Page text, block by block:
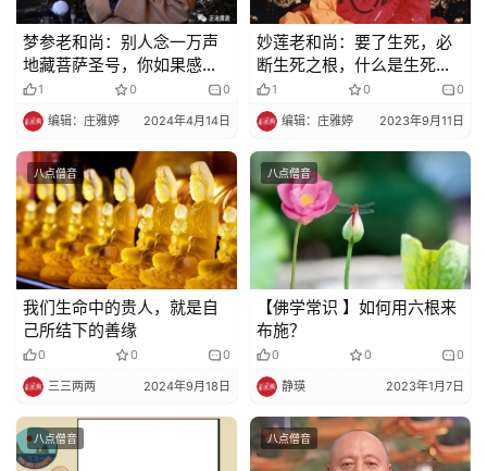
免
责
声
明
梦参老和尚：别人念一万声
地藏菩萨圣号，你如果感觉
业障重，念两万声
1 0 0
编辑：庄雅婷 2024年4月14日
妙莲老和尚：要了生死，必
断生死之根，什么是生死之
根呢？
1 0 0
编辑：庄雅婷 2023年9月11日
八点僧音
我们生命中的贵人，就是自
己所结下的善缘
0 0 0
三三两两 2024年9月18日
八点僧音
【佛学常识 】如何用六根来
布施？
0 0 0
静瑛 2023年1月7日
八点僧音 八点僧音